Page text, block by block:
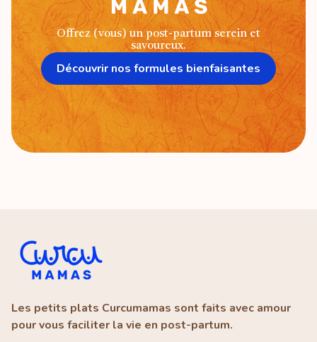
Offrez (vous) un post-partum serein et
savoureux.
Découvrir nos formules bienfaisantes
Les petits plats Curcumamas sont faits avec amour
pour vous faciliter la vie en post-partum.